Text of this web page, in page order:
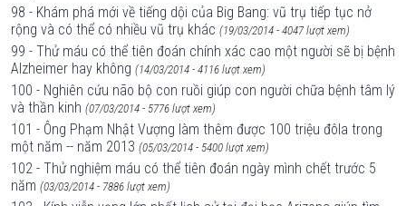
98 - Khám phá mới về tiếng dội của Big Bang: vũ trụ tiếp tục nở
rộng và có thể có nhiều vũ trụ khác (19/03/2014 - 4047 lượt xem)
99 - Thử máu có thể tiên đoán chính xác cao một người sẽ bị bệnh
Alzheimer hay không (14/03/2014 - 4116 lượt xem)
100 - Nghiên cứu não bộ con ruồi giúp con người chữa bệnh tâm lý
và thần kinh (07/03/2014 - 5776 lượt xem)
101 - Ông Phạm Nhật Vượng làm thêm được 100 triệu đôla trong
một năm -- năm 2013 (05/03/2014 - 5400 lượt xem)
102 - Thử nghiệm máu có thể tiên đoán ngày mình chết trước 5
năm (03/03/2014 - 7886 lượt xem)